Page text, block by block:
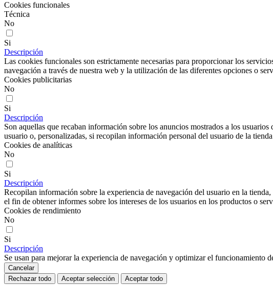
Cookies funcionales
Técnica
No
Si
Descripción
Las cookies funcionales son estrictamente necesarias para proporcionar los
navegación a través de nuestra web y la utilización de las diferentes opciones o
Cookies publicitarias
No
Si
Descripción
Son aquellas que recaban información sobre los anuncios mostrados a los
usuario o, personalizadas, si recopilan información personal del usuario de la
Cookies de analíticas
No
Si
Descripción
Recopilan información sobre la experiencia de navegación del usuario en la
el fin de obtener informes sobre los intereses de los usuarios en los productos o
Cookies de rendimiento
No
Si
Descripción
Se usan para mejorar la experiencia de navegación y optimizar el funcionamiento
Cancelar
Rechazar todo
Aceptar selección Aceptar todo